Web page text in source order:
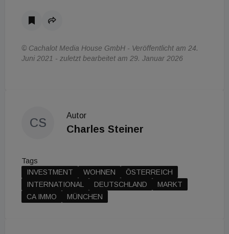
© Cachalot Media House GmbH - Veröffentlicht am 24.
Juni 2021 - zuletzt bearbeitet am 29. Januar 2026
CS
Autor
Charles Steiner
Tags
INVESTMENT
WOHNEN
ÖSTERREICH
INTERNATIONAL
DEUTSCHLAND
MARKT
CA IMMO
MÜNCHEN